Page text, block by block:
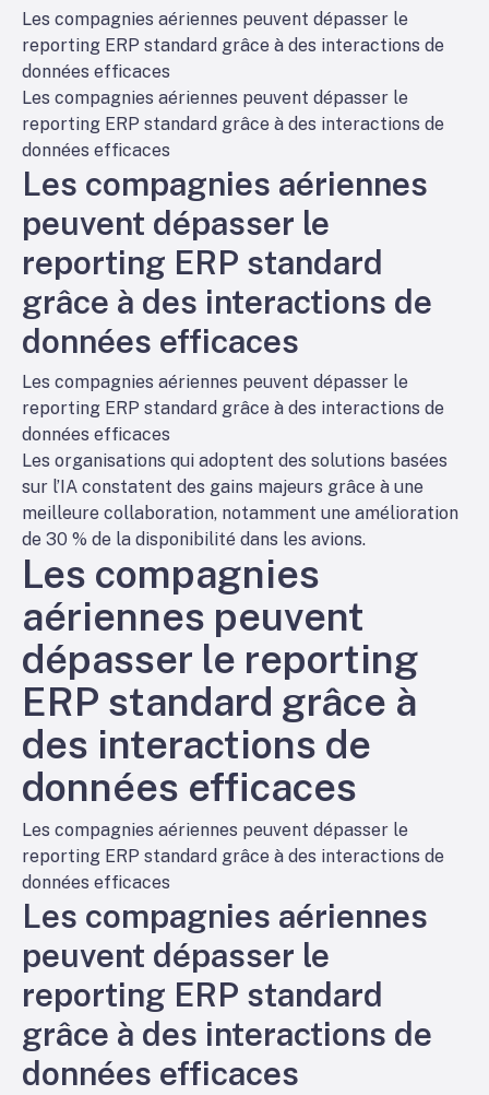
Les compagnies aériennes peuvent dépasser le
reporting ERP standard grâce à des interactions de
données efficaces
Les compagnies aériennes peuvent dépasser le
reporting ERP standard grâce à des interactions de
données efficaces
Les compagnies aériennes
peuvent dépasser le
reporting ERP standard
grâce à des interactions de
données efficaces
Les compagnies aériennes peuvent dépasser le
reporting ERP standard grâce à des interactions de
données efficaces
Les organisations qui adoptent des solutions basées
sur l’IA constatent des gains majeurs grâce à une
meilleure collaboration, notamment une amélioration
de 30 % de la disponibilité dans les avions.
Les compagnies
aériennes peuvent
dépasser le reporting
ERP standard grâce à
des interactions de
données efficaces
Les compagnies aériennes peuvent dépasser le
reporting ERP standard grâce à des interactions de
données efficaces
Les compagnies aériennes
peuvent dépasser le
reporting ERP standard
grâce à des interactions de
données efficaces